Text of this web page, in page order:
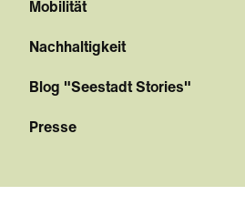
Mobilität
Nachhaltigkeit
Blog "Seestadt Stories"
Presse